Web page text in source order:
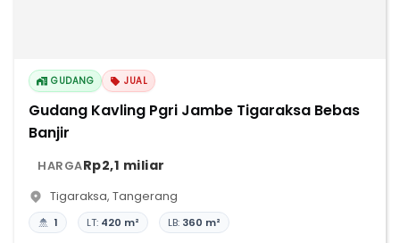
GUDANG JUAL
Gudang Kavling Pgri Jambe Tigaraksa Bebas
Banjir
HARGARp2,1 miliar
Tigaraksa, Tangerang
1 LT: 420 m² LB: 360 m²